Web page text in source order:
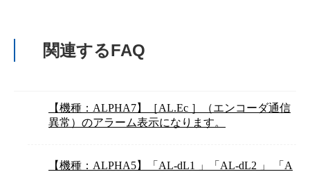
関連するFAQ
【機種：ALPHA7】［AL.Ec ］（エンコーダ通信
異常）のアラーム表示になります。
【機種：ALPHA5】「AL-dL1 」「AL-dL2 」 「A